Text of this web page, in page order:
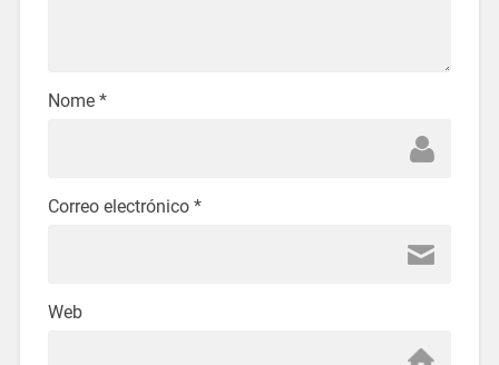
Nome *
Correo electrónico *
Web